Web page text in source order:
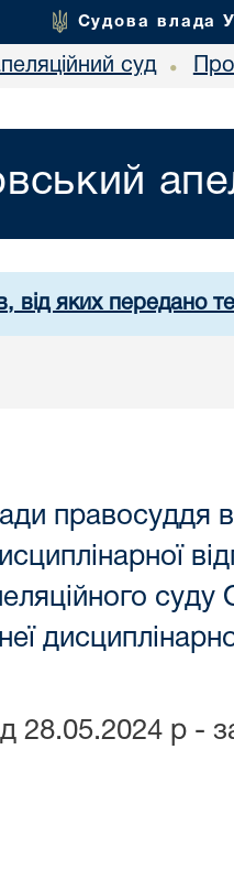
Судова влада
суд •
від яких передано
правосуддя
28.05.2024 р -